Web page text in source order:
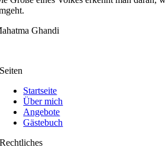
Ghandi
Seiten
Startseite
Über mich
Angebote
Gästebuch
Rechtliches